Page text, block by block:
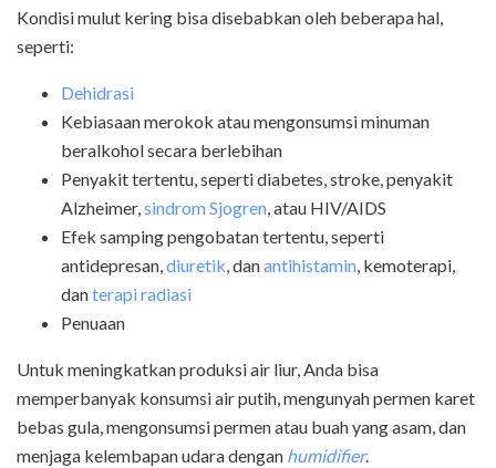
Kondisi mulut kering bisa disebabkan oleh beberapa hal,
seperti:
Dehidrasi
Kebiasaan merokok atau mengonsumsi minuman
beralkohol secara berlebihan
Penyakit tertentu, seperti diabetes, stroke, penyakit
Alzheimer,sindrom Sjogren, atau HIV/AIDS
Efek samping pengobatan tertentu, seperti
antidepresan,diuretik, danantihistamin, kemoterapi,
danterapi radiasi
Penuaan
Untuk meningkatkan produksi air liur, Anda bisa
memperbanyak konsumsi air putih, mengunyah permen karet
bebas gula, mengonsumsi permen atau buah yang asam, dan
menjaga kelembapan udara dengan humidifier.